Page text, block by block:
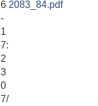
6
-
1
7:
2
3
2083_84.pdf
0
7/